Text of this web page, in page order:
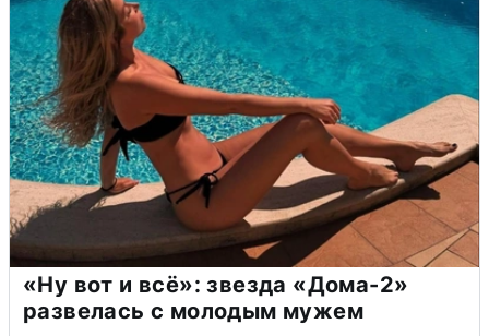
«Ну вот и всё»: звезда «Дома-2»
развелась с молодым мужем